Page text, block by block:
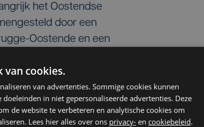
het Oostendse
door een
Oostende en een
vertegenwoordiger van
aan deze
van cookies.
van advertenties. Sommige cookies kunnen
in niet gepersonaliseerde advertenties. Deze
de website te verbeteren en analytische cookies om
Lees hier alles over ons privacy- en cookiebeleid.